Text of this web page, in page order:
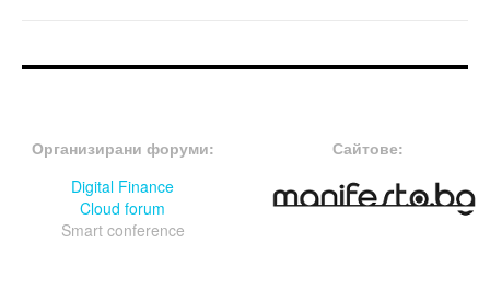
Организирани форуми:
Digital Finance
Cloud forum
Smart conference
Сайтове: